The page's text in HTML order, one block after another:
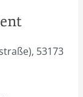
53173